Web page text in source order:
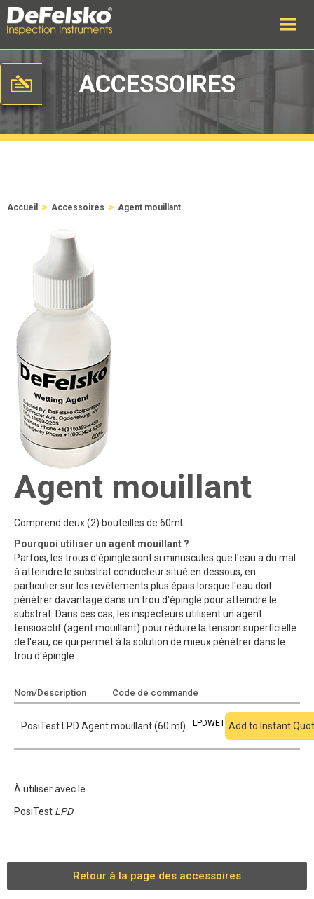
ACCESSOIRES
Accueil > Accessoires > Agent mouillant
Agent mouillant
Comprend deux (2) bouteilles de 60mL.
Pourquoi utiliser un agent mouillant ?
Parfois, les trous d'épingle sont si minuscules que l'eau a du mal
à atteindre le substrat conducteur situé en dessous, en
particulier sur les revêtements plus épais lorsque l'eau doit
pénétrer davantage dans un trou d'épingle pour atteindre le
substrat. Dans ces cas, les inspecteurs utilisent un agent
tensioactif (agent mouillant) pour réduire la tension superficielle
de l'eau, ce qui permet à la solution de mieux pénétrer dans le
trou d'épingle.
Nom/Description Code de commande
PosiTest LPD Agent mouillant (60 ml) LPDWET Add to Instant
À utiliser avec le
PosiTest LPD
Retour à la page des accessoires